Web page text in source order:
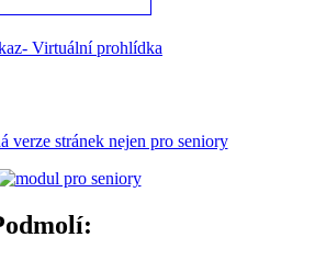
Virtuální prohlídka
verze stránek nejen pro seniory